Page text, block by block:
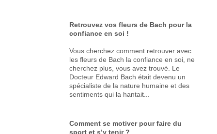
Retrouvez vos fleurs de Bach pour la
confiance en soi !
Vous cherchez comment retrouver avec
les fleurs de Bach la confiance en soi, ne
cherchez plus, vous avez trouvé. Le
Docteur Edward Bach était devenu un
spécialiste de la nature humaine et des
sentiments qui la hantait...
Comment se motiver pour faire du
sport et s’y tenir ?